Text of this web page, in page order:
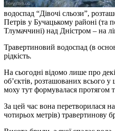
водоспад “Дівочі сльози”,
Петрів у Бучацькому районі (та
Тлумаччині) над Дністром – на
Травертиновий водоспад (в
рідкість.
На сьогодні відомо лише про
об’єктів, розташованих всього у
моху тут формувалася протягом
За цей час вона перетворилася
чотирьох метрів) травертинову